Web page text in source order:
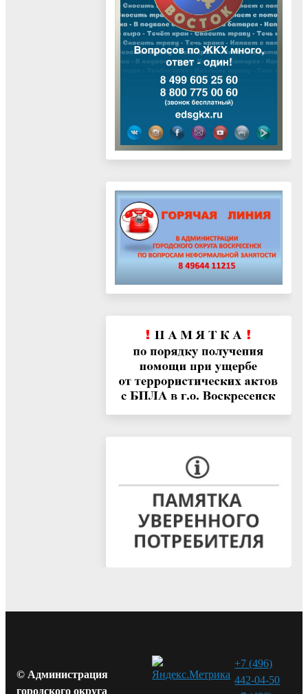
© Администрация
городского округа
+7 (496)
442-04-50